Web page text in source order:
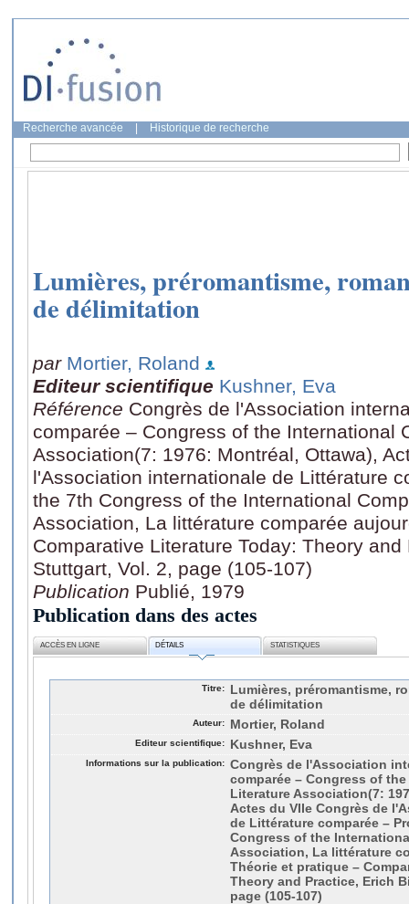
Recherche avancée Historique de recherche
Lumières, préromantisme,
de délimitation
par Mortier, Roland
Editeur scientifique Kushner, Eva
Référence Congrès de l'Association
comparée – Congress of the International
Association(7: 1976: Montréal, Ottawa),
l'Association internationale de Littérature
the 7th Congress of the International
Association, La littérature comparée
Comparative Literature Today: Theory
Stuttgart, Vol. 2, page (105-107)
Publication Publié, 1979
Publication dans des actes
ACCÈS EN LIGNE DÉTAILS STATISTIQUES
Titre:
Lumières, préromantisme,
de délimitation
Auteur: Mortier, Roland
Editeur scientifique: Kushner, Eva
Informations sur la publication: Congrès de l'Association
comparée – Congress of
Literature Association(7:
Actes du VIIe Congrès de
de Littérature comparée –
Congress of the
Association, La littérature
Théorie et pratique –
Theory and Practice, Erich
page (105-107)